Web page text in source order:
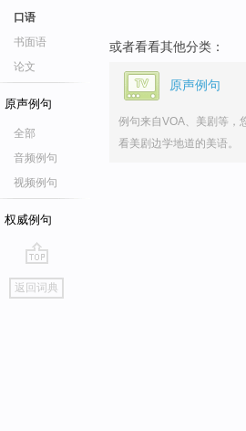
口语
书面语
论文
原声例句
全部
音频例句
视频例句
权威例句
go
top
返回词典
或者看看其他分类：
原声例句
例句来自VOA、美剧等，
看美剧边学地道的美语。